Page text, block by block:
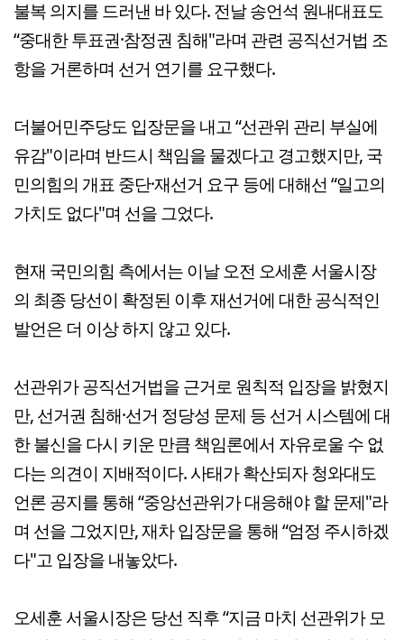
불복 의지를 드러낸 바 있다. 전날 송언석 원내대표도
“중대한 투표권·참정권 침해"라며 관련 공직선거법 조
항을 거론하며 선거 연기를 요구했다.
더불어민주당도 입장문을 내고 “선관위 관리 부실에
유감"이라며 반드시 책임을 물겠다고 경고했지만, 국
민의힘의 개표 중단·재선거 요구 등에 대해선 “일고의
가치도 없다"며 선을 그었다.
현재 국민의힘 측에서는 이날 오전 오세훈 서울시장
의 최종 당선이 확정된 이후 재선거에 대한 공식적인
발언은 더 이상 하지 않고 있다.
선관위가 공직선거법을 근거로 원칙적 입장을 밝혔지
만, 선거권 침해·선거 정당성 문제 등 선거 시스템에 대
한 불신을 다시 키운 만큼 책임론에서 자유로울 수 없
다는 의견이 지배적이다. 사태가 확산되자 청와대도
언론 공지를 통해 “중앙선관위가 대응해야 할 문제"라
며 선을 그었지만, 재차 입장문을 통해 “엄정 주시하겠
다"고 입장을 내놓았다.
오세훈 서울시장은 당선 직후 “지금 마치 선관위가 모